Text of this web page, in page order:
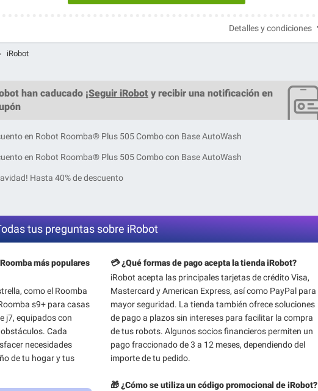
Detalles y condiciones
› iRobot
han caducado ¡Seguir iRobot y recibir una notificación en
en Robot Roomba® Plus 505 Combo con Base AutoWash
en Robot Roomba® Plus 505 Combo con Base AutoWash
Hasta 40% de descuento
tus preguntas sobre iRobot
más populares
como el Roomba
s9+ para casas
j7, equipados con
Cada
necesidades
de tu hogar y tus
💳 ¿Qué formas de pago acepta la tienda iRobot?
iRobot acepta las principales tarjetas de crédito Visa,
Mastercard y American Express, así como PayPal para
mayor seguridad. La tienda también ofrece soluciones
de pago a plazos sin intereses para facilitar la compra
de tus robots. Algunos socios financieros permiten un
pago fraccionado de 3 a 12 meses, dependiendo del
importe de tu pedido.
🎁 ¿Cómo se utiliza un código promocional de iRobot?